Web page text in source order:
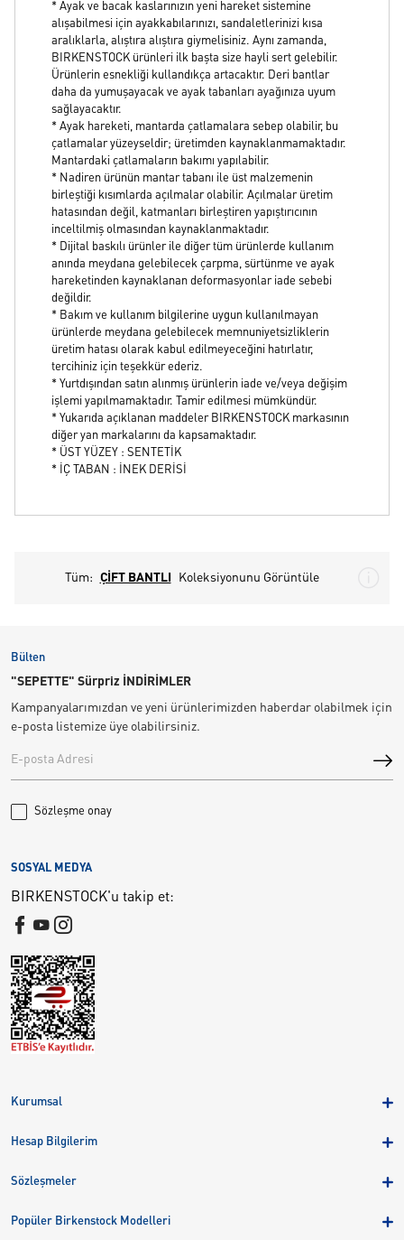
* Ayak ve bacak kaslarınızın yeni hareket sistemine
alışabilmesi için ayakkabılarınızı, sandaletlerinizi kısa
aralıklarla, alıştıra alıştıra giymelisiniz. Aynı zamanda,
BIRKENSTOCK ürünleri ilk başta size hayli sert gelebilir.
Ürünlerin esnekliği kullandıkça artacaktır. Deri bantlar
daha da yumuşayacak ve ayak tabanları ayağınıza uyum
sağlayacaktır.
* Ayak hareketi, mantarda çatlamalara sebep olabilir, bu
çatlamalar yüzeyseldir; üretimden kaynaklanmamaktadır.
Mantardaki çatlamaların bakımı yapılabilir.
* Nadiren ürünün mantar tabanı ile üst malzemenin
birleştiği kısımlarda açılmalar olabilir. Açılmalar üretim
hatasından değil, katmanları birleştiren yapıştırıcının
inceltilmiş olmasından kaynaklanmaktadır.
* Dijital baskılı ürünler ile diğer tüm ürünlerde kullanım
anında meydana gelebilecek çarpma, sürtünme ve ayak
hareketinden kaynaklanan deformasyonlar iade sebebi
değildir.
* Bakım ve kullanım bilgilerine uygun kullanılmayan
ürünlerde meydana gelebilecek memnuniyetsizliklerin
üretim hatası olarak kabul edilmeyeceğini hatırlatır,
tercihiniz için teşekkür ederiz.
* Yurtdışından satın alınmış ürünlerin iade ve/veya değişim
işlemi yapılmamaktadır. Tamir edilmesi mümkündür.
* Yukarıda açıklanan maddeler BIRKENSTOCK markasının
diğer yan markalarını da kapsamaktadır.
* ÜST YÜZEY : SENTETİK
* İÇ TABAN : İNEK DERİSİ
Tüm: ÇİFT BANTLI Koleksiyonunu Görüntüle
Bülten
"SEPETTE" Sürpriz İNDİRİMLER
Kampanyalarımızdan ve yeni ürünlerimizden haberdar olabilmek için
e-posta listemize üye olabilirsiniz.
Sözleşme onay
Kurumsal
Birkenstock Group
Kariyer
Hesap Bilgilerim
Sipariş Takibi
Sözleşmeler
Popüler Birkenstock Modelleri
SOSYAL MEDYA
BIRKENSTOCK'u takip et: